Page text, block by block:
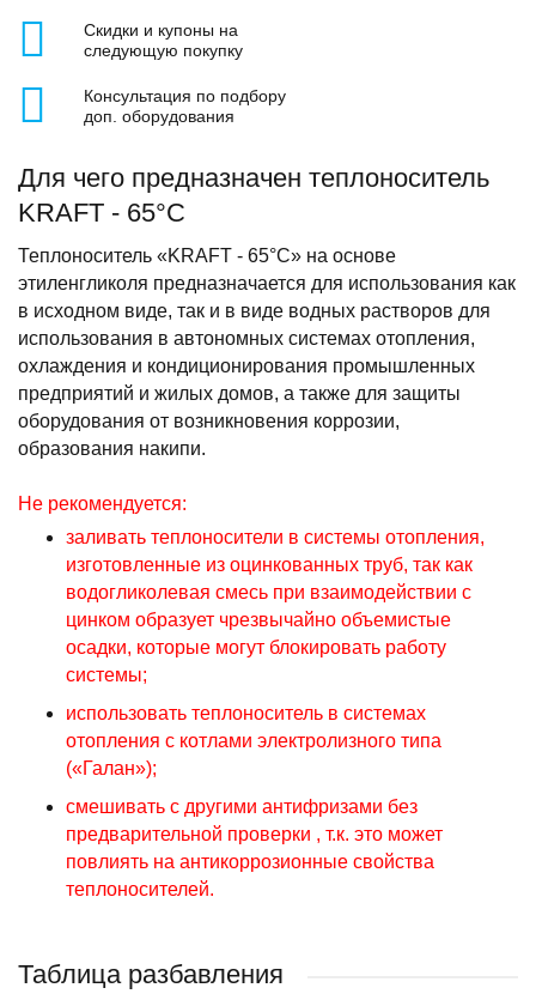
Скидки и купоны на
следующую покупку
Консультация по подбору
доп. оборудования
Для чего предназначен теплоноситель
KRAFT - 65°C
Теплоноситель «KRAFT - 65°C» на основе
этиленгликоля предназначается для использования как
в исходном виде, так и в виде водных растворов для
использования в автономных системах отопления,
охлаждения и кондиционирования промышленных
предприятий и жилых домов, а также для защиты
оборудования от возникновения коррозии,
образования накипи.
Не рекомендуется:
заливать теплоносители в системы отопления,
изготовленные из оцинкованных труб, так как
водогликолевая смесь при взаимодействии с
цинком образует чрезвычайно объемистые
осадки, которые могут блокировать работу
системы;
использовать теплоноситель в системах
отопления с котлами электролизного типа
(«Галан»);
смешивать с другими антифризами без
предварительной проверки , т.к. это может
повлиять на антикоррозионные свойства
теплоносителей.
Таблица разбавления